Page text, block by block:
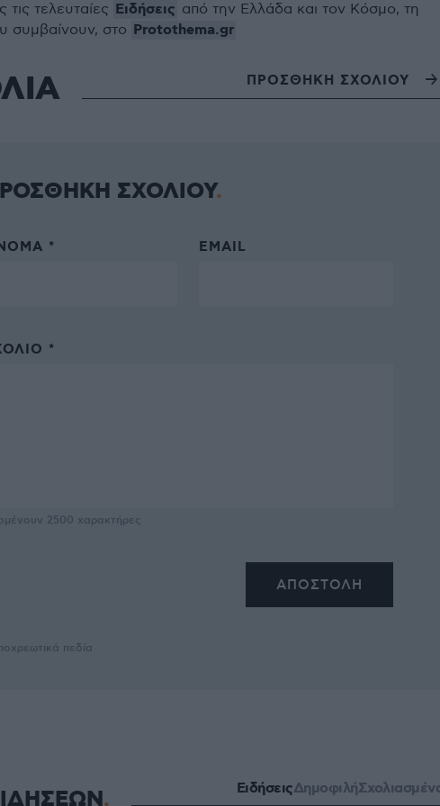
τις τελευταίες Ειδήσεις από την Ελλάδα και τον Κόσμο, τη
συμβαίνουν, στο Protothema.gr
ΠΡΟΣΘΗΚΗ ΣΧΟΛΙΟΥ
ΣΧΟΛΙΟΥ
* EMAIL
*
2500 χαρακτήρες
πεδία
ΕιδήσειςΔημοφιλή